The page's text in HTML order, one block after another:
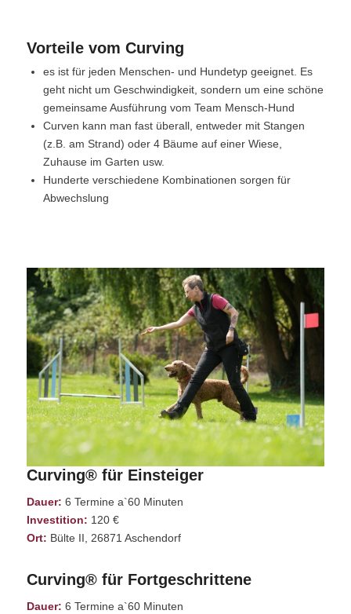
Vorteile vom Curving
es ist für jeden Menschen- und Hundetyp geeignet. Es
geht nicht um Geschwindigkeit, sondern um eine schöne
gemeinsame Ausführung vom Team Mensch-Hund
Curven kann man fast überall, entweder mit Stangen
(z.B. am Strand) oder 4 Bäume auf einer Wiese,
Zuhause im Garten usw.
Hunderte verschiedene Kombinationen sorgen für
Abwechslung
Curving® für Einsteiger
Dauer: 6 Termine a`60 Minuten
Investition: 120 €
Ort: Bülte II, 26871 Aschendorf
Curving® für Fortgeschrittene
Dauer: 6 Termine a`60 Minuten